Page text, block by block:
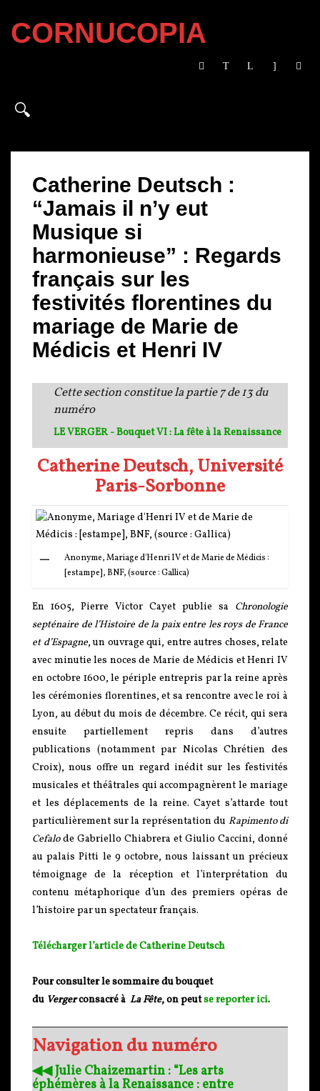
CORNUCOPIA
Catherine Deutsch :
“Jamais il n’y eut
Musique si
harmonieuse” : Regards
français sur les
festivités florentines du
mariage de Marie de
Médicis et Henri IV
Cette section constitue la partie 7 de 13 du
numéro
LE VERGER - Bouquet VI : La fête à la Renaissance
Catherine Deutsch, Université
Paris-Sorbonne
Anonyme, Mariage d'Henri IV et de Marie de Médicis :
[estampe], BNF, (source : Gallica)
En 1605, Pierre Victor Cayet publie sa Chronologie
septénaire de l’Histoire de la paix entre les roys de France
et d’Espagne, un ouvrage qui, entre autres choses, relate
avec minutie les noces de Marie de Médicis et Henri IV
en octobre 1600, le périple entrepris par la reine après
les cérémonies florentines, et sa rencontre avec le roi à
Lyon, au début du mois de décembre. Ce récit, qui sera
ensuite partiellement repris dans d’autres
publications (notamment par Nicolas Chrétien des
Croix), nous offre un regard inédit sur les festivités
musicales et théâtrales qui accompagnèrent le mariage
et les déplacements de la reine. Cayet s’attarde tout
particulièrement sur la représentation du Rapimento di
Cefalode Gabriello Chiabrera et Giulio Caccini, donné
au palais Pitti le 9 octobre, nous laissant un précieux
témoignage de la réception et l’interprétation du
contenu métaphorique d’un des premiers opéras de
l’histoire par un spectateur français.
Télécharger l’article de Catherine Deutsch
Pour consulter le sommaire du bouquet
du Vergerconsacré à La Fête, on peutse reporter ici.
Navigation du numéro
◀︎◀︎ Julie Chaizemartin : “Les arts
éphémères à la Renaissance : entre